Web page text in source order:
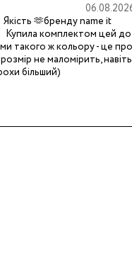
Якість 🫶бренду name it
Купила комплектом цей до
такого ж кольору - це про
не маломірить, навіть
більший)